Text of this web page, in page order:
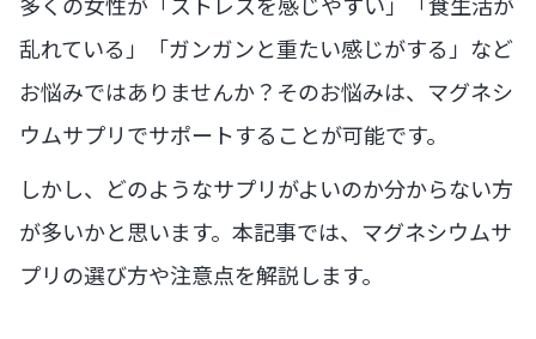
乱れている」「ガンガンと重たい感じがする」など
お悩みではありませんか？そのお悩みは、マグネシ
ウムサプリでサポートすることが可能です。
しかし、どのようなサプリがよいのか分からない方
が多いかと思います。本記事では、マグネシウムサ
プリの選び方や注意点を解説します。